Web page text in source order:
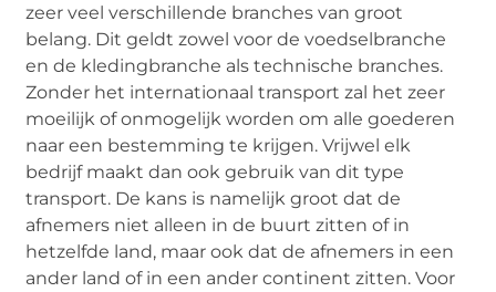
zeer veel verschillende branches van groot
belang. Dit geldt zowel voor de voedselbranche
en de kledingbranche als technische branches.
Zonder het internationaal transport zal het zeer
moeilijk of onmogelijk worden om alle goederen
naar een bestemming te krijgen. Vrijwel elk
bedrijf maakt dan ook gebruik van dit type
transport. De kans is namelijk groot dat de
afnemers niet alleen in de buurt zitten of in
hetzelfde land, maar ook dat de afnemers in een
ander land of in een ander continent zitten. Voor